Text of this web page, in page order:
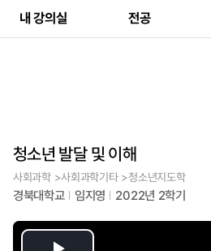
내 강의실 전공
청소년 발달 및 이해
사회과학 >사회과학기타 >청소년지도학
경북대학교 임지영 2022년 2학기